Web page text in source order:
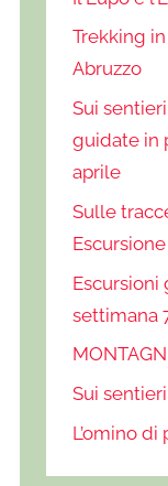
Trekking
Abruzzo
Sui
guidate in
aprile
Sulle
Escursioni
settimana
Sui
L’omino di